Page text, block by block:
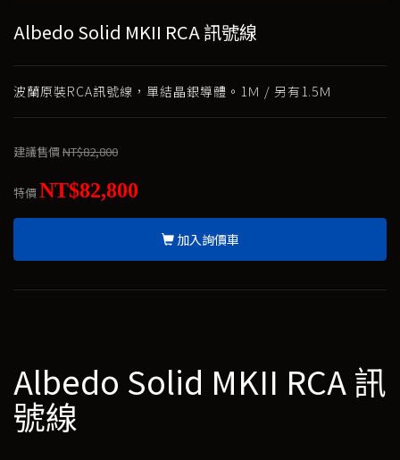
Albedo Solid MKII RCA 訊號線
波蘭原裝RCA訊號線，單結晶銀導體。1Ｍ / 另有1.5Ｍ
建議售價NT$82,800
特價NT$82,800
加入詢價車
Albedo Solid MKII RCA 訊
號線